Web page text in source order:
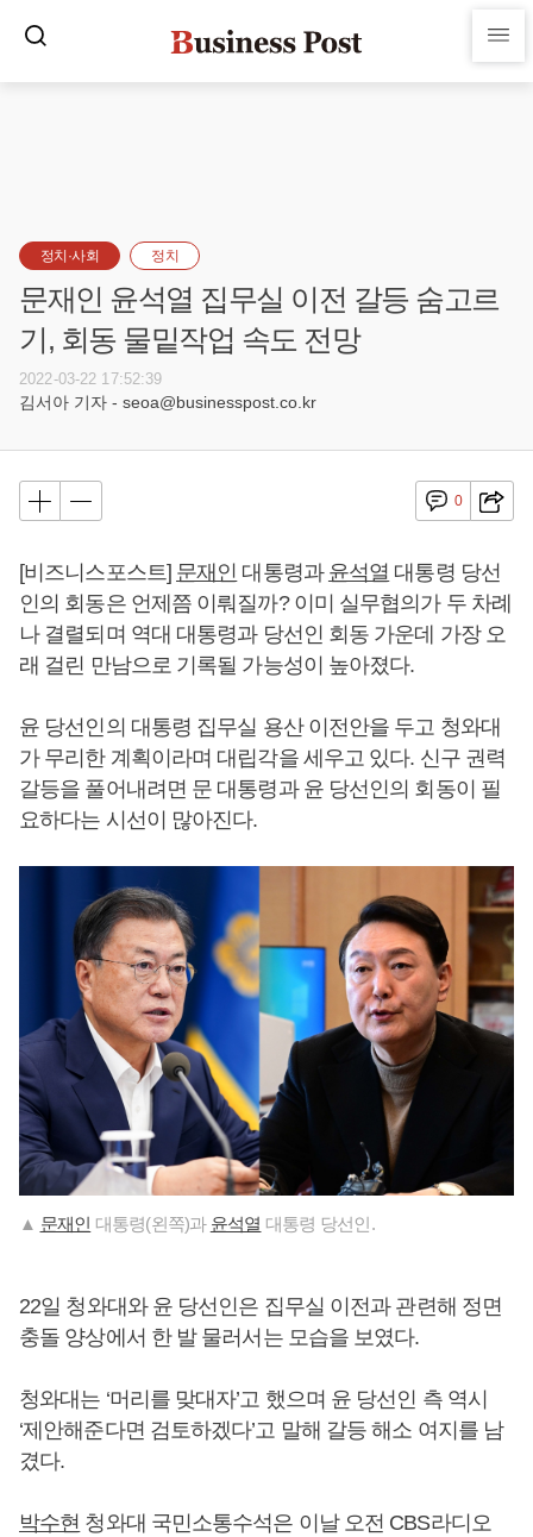
정치·사회 정치
문재인 윤석열 집무실 이전 갈등 숨고르
기, 회동 물밑작업 속도 전망
2022-03-22 17:52:39
김서아 기자 - seoa@businesspost.co.kr
0
[비즈니스포스트] 문재인 대통령과 윤석열 대통령 당선
인의 회동은 언제쯤 이뤄질까? 이미 실무협의가 두 차례
나 결렬되며 역대 대통령과 당선인 회동 가운데 가장 오
래 걸린 만남으로 기록될 가능성이 높아졌다.
윤 당선인의 대통령 집무실 용산 이전안을 두고 청와대
가 무리한 계획이라며 대립각을 세우고 있다. 신구 권력
갈등을 풀어내려면 문 대통령과 윤 당선인의 회동이 필
요하다는 시선이 많아진다.
▲ 문재인 대통령(왼쪽)과 윤석열 대통령 당선인.
22일 청와대와 윤 당선인은 집무실 이전과 관련해 정면
충돌 양상에서 한 발 물러서는 모습을 보였다.
청와대는 ‘머리를 맞대자’고 했으며 윤 당선인 측 역시
‘제안해준다면 검토하겠다’고 말해 갈등 해소 여지를 남
겼다.
박수현 청와대 국민소통수석은 이날 오전 CBS라디오